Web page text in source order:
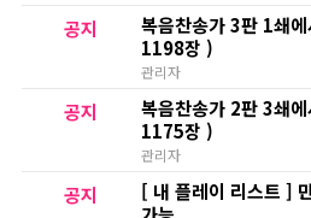
공지
복음찬송가 3판 1쇄
1198장 )
관리자
공지
복음찬송가 2판 3쇄
1175장 )
관리자
공지
[ 내 플레이 리스트 ]